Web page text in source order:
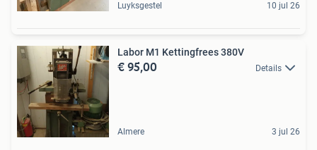
Luyksgestel 10 jul 26
Labor M1 Kettingfrees 380V
€ 95,00 Details
Almere 3 jul 26